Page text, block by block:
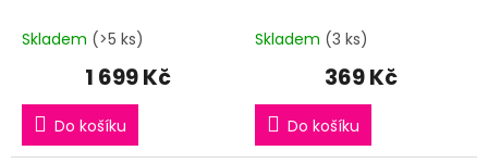
Skladem (>5 ks)
1 699 Kč
Do košíku
Skladem (3 ks)
369 Kč
Do košíku